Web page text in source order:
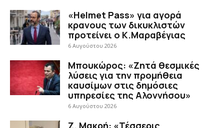
«Helmet Pass» για αγορά
κρανους των δικυκλιστών
προτείνει ο Κ.Μαραβέγιας
6 Αυγούστου 2026
Μπουκώρος: «Ζητά θεσμικές
λύσεις για την προμήθεια
καυσίμων στις δημόσιες
υπηρεσίες της Αλοννήσου»
6 Αυγούστου 2026
Ζ. Μακρή: «Τέσσερις